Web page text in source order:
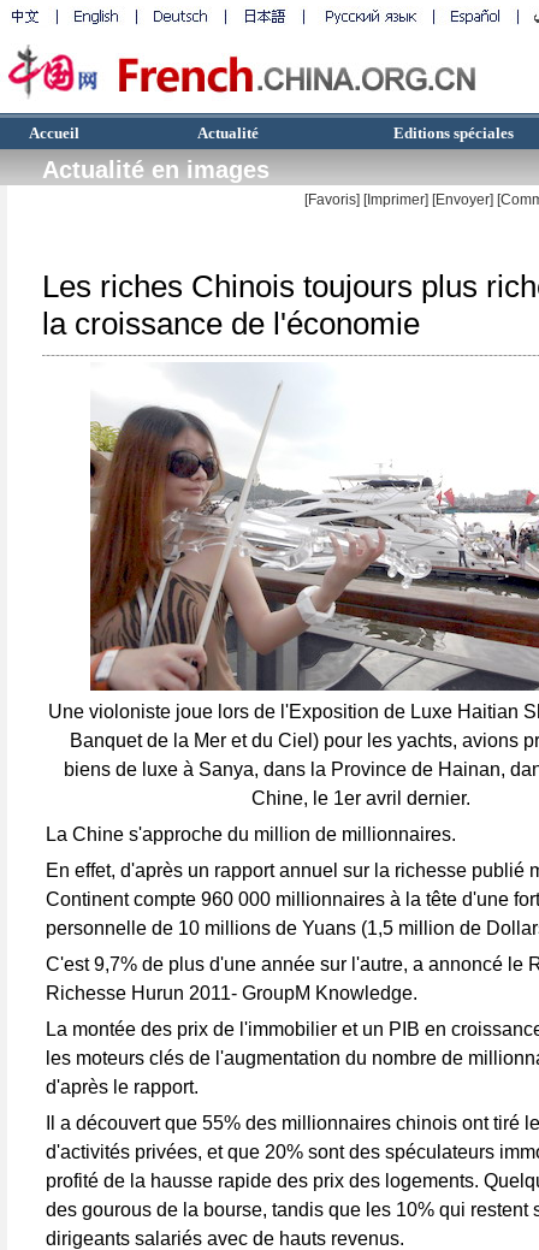
Accueil Actualité Editions spéciales
Actualité en images
[Favoris] [Imprimer] [Envoyer]
Les riches Chinois toujours plus
la croissance de l'économie
Une violoniste joue lors de l'Exposition de Luxe Haitian
Banquet de la Mer et du Ciel) pour les yachts, avions
biens de luxe à Sanya, dans la Province de Hainan,
Chine, le 1er avril dernier.
La Chine s'approche du million de millionnaires.
En effet, d'après un rapport annuel sur la richesse publié
Continent compte 960 000 millionnaires à la tête d'une
personnelle de 10 millions de Yuans (1,5 million de
C'est 9,7% de plus d'une année sur l'autre, a annoncé le
Richesse Hurun 2011- GroupM Knowledge.
La montée des prix de l'immobilier et un PIB en
les moteurs clés de l'augmentation du nombre de
d'après le rapport.
Il a découvert que 55% des millionnaires chinois ont tiré
d'activités privées, et que 20% sont des spéculateurs
profité de la hausse rapide des prix des logements.
des gourous de la bourse, tandis que les 10% qui restent
dirigeants salariés avec de hauts revenus.